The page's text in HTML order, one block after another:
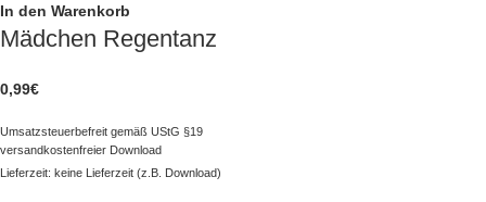
In den Warenkorb
Mädchen Regentanz
0,99€
Umsatzsteuerbefreit gemäß UStG §19
versandkostenfreier Download
Lieferzeit: keine Lieferzeit (z.B. Download)